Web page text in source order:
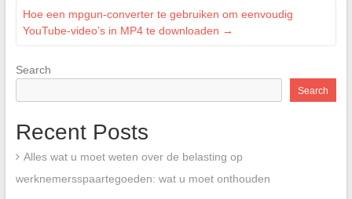
Hoe een mpgun-converter te gebruiken om eenvoudig
YouTube-video’s in MP4 te downloaden →
Search
Search
Recent Posts
Alles wat u moet weten over de belasting op
werknemersspaartegoeden: wat u moet onthouden